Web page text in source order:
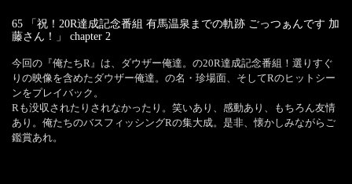
65 「祝！20R達成記念番組 有馬温泉までの軌跡 ごっつぁんです 加
藤さん！」
chapter 2
今回の『俺たちR』は、ダウザー俺達。の20R達成記念番組！選りすぐ
りの映像を含めたダウザー俺達。の名・珍場面、そしてRのヒットシー
ンをプレイバック。
Rも没収されたりされなかったり。笑いあり、感動あり、もちろん友情
あり。俺たちのバスフィッシングRの集大成。是非、懐かしみながらご
鑑賞あれ。